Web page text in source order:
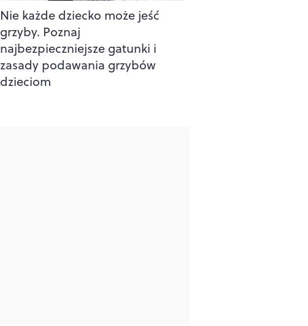
Nie każde dziecko może jeść
grzyby. Poznaj
najbezpieczniejsze gatunki i
zasady podawania grzybów
dzieciom